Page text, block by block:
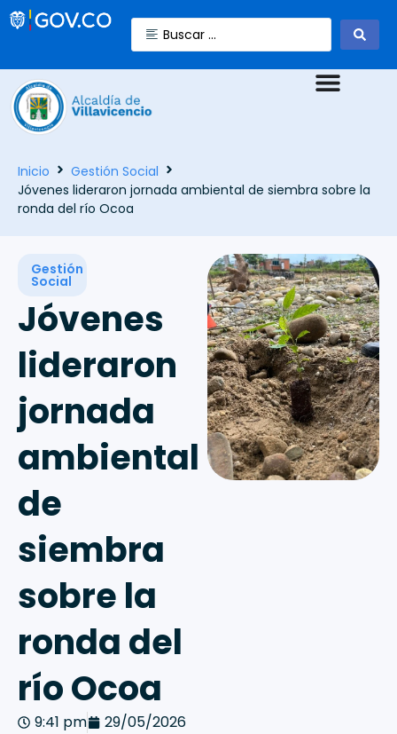
Inicio
Gestión Social
Jóvenes lideraron jornada ambiental de siembra sobre la
ronda del río Ocoa
Gestión
Social
Jóvenes
lideraron
jornada
ambiental
de
siembra
sobre la
ronda del
río Ocoa
9:41 pm 29/05/2026